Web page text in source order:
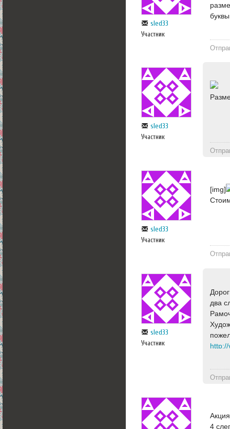
sled33
Участник
sled33
Участник
sled33
Участник
[img]
sled33
Участник
два
4